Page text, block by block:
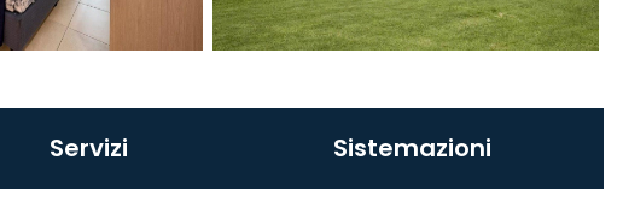
Servizi Sistemazioni